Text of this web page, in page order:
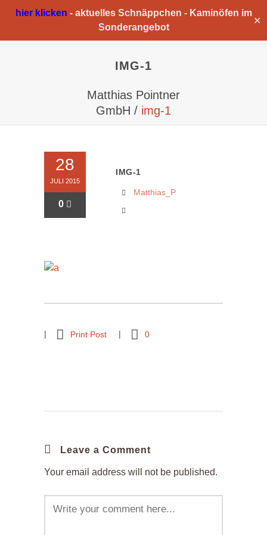
hier klicken - aktuelles Schnäppchen - Kaminöfen im
Sonderangebot
✕
IMG-1
Matthias Pointner
GmbH / img-1
28
JULI 2015
0
IMG-1
Matthias_P
Print Post 0
Leave a Comment
Your email address will not be published.